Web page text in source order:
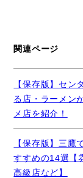
関連ページ
【保存版】セン
る店・ラーメン
メ店を紹介！
【保存版】三鷹
すすめの14選【
高級店など】